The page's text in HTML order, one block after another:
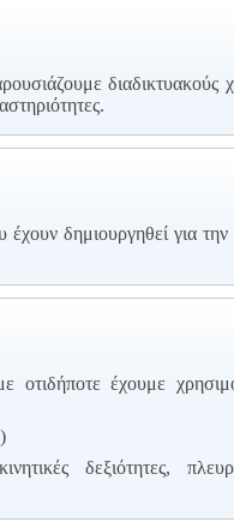
διαδικτυακούς
δημιουργηθεί για
οτιδήποτε έχουμε
δεξιότητες,